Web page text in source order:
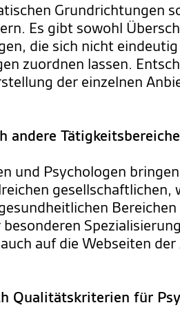
Grundrichtungen
Es gibt sowohl
die sich nicht
zuordnen lassen.
der einzelnen
andere
und Psychologen
auf die Webseiten
Qualitätskriterien für